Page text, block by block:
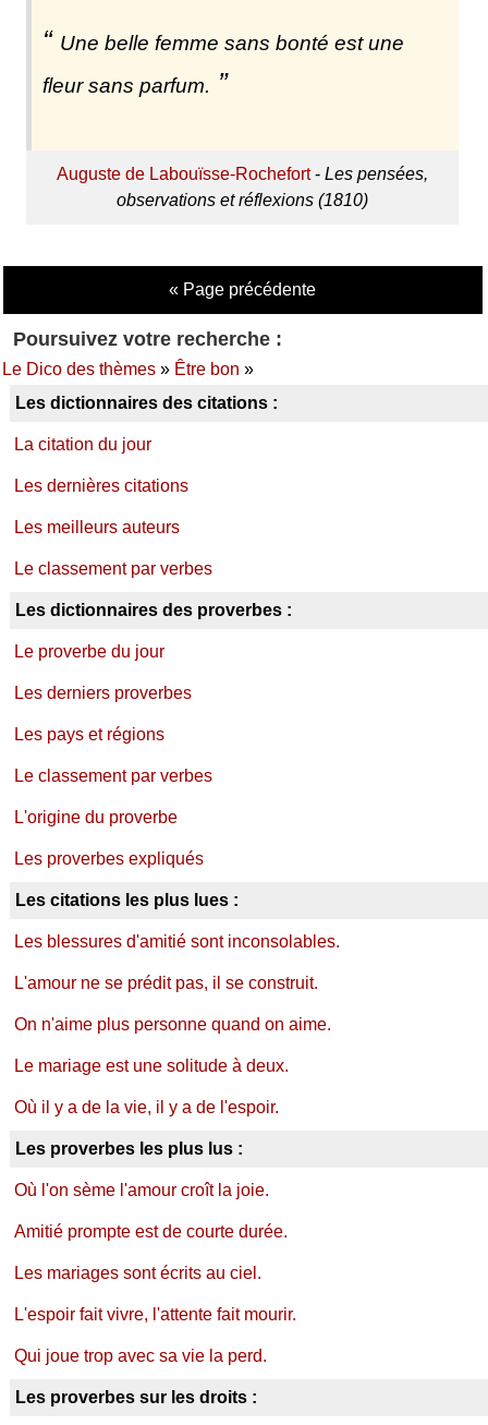
Une belle femme sans bonté est une
fleur sans parfum.
Auguste de Labouïsse-Rochefort- Les pensées,
observations et réflexions (1810)
« Page précédente
Poursuivez votre recherche :
Le Dico des thèmes» Être bon »
Les dictionnaires des citations :
La citation du jour
Les dernières citations
Les meilleurs auteurs
Le classement par verbes
Les dictionnaires des proverbes :
Le proverbe du jour
Les derniers proverbes
Les pays et régions
Le classement par verbes
L'origine du proverbe
Les proverbes expliqués
Les citations les plus lues :
Les blessures d'amitié sont inconsolables.
L'amour ne se prédit pas, il se construit.
On n'aime plus personne quand on aime.
Le mariage est une solitude à deux.
Où il y a de la vie, il y a de l'espoir.
Les proverbes les plus lus :
Où l'on sème l'amour croît la joie.
Amitié prompte est de courte durée.
Les mariages sont écrits au ciel.
L'espoir fait vivre, l'attente fait mourir.
Qui joue trop avec sa vie la perd.
Les proverbes sur les droits :